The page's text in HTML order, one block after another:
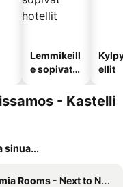
Lemmikeill
e sopivat
ellit
- Kastelli
sinua...
Rooms - Next to Night Clubs